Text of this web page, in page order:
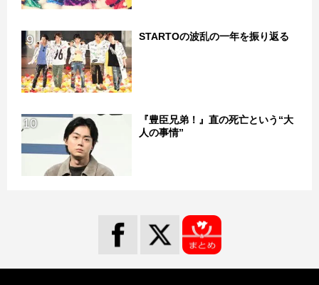
9 STARTOの波乱の一年を振り返る
10
『豊臣兄弟！』直の死亡という“大
人の事情”